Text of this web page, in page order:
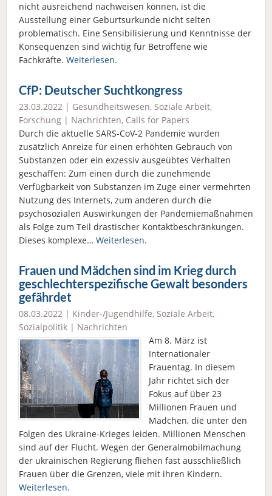
nicht ausreichend nachweisen können, ist die
Ausstellung einer Geburtsurkunde nicht selten
problematisch. Eine Sensibilisierung und Kenntnisse der
Konsequenzen sind wichtig für Betroffene wie
Fachkräfte. Weiterlesen.
CfP: Deutscher Suchtkongress
23.03.2022 | Gesundheitswesen, Soziale Arbeit,
Forschung | Nachrichten, Calls for Papers
Durch die aktuelle SARS-CoV-2 Pandemie wurden
zusätzlich Anreize für einen erhöhten Gebrauch von
Substanzen oder ein exzessiv ausgeübtes Verhalten
geschaffen: Zum einen durch die zunehmende
Verfügbarkeit von Substanzen im Zuge einer vermehrten
Nutzung des Internets, zum anderen durch die
psychosozialen Auswirkungen der Pandemiemaßnahmen
als Folge zum Teil drastischer Kontaktbeschränkungen.
Dieses komplexe… Weiterlesen.
Frauen und Mädchen sind im Krieg durch
geschlechterspezifische Gewalt besonders
gefährdet
08.03.2022 | Kinder-/Jugendhilfe, Soziale Arbeit,
Sozialpolitik | Nachrichten
Am 8. März ist
Internationaler
Frauentag. In diesem
Jahr richtet sich der
Fokus auf über 23
Millionen Frauen und
Mädchen, die unter den
Folgen des Ukraine-Krieges leiden. Millionen Menschen
sind auf der Flucht. Wegen der Generalmobilmachung
der ukrainischen Regierung fliehen fast ausschließlich
Frauen über die Grenzen, viele mit ihren Kindern.
Weiterlesen.